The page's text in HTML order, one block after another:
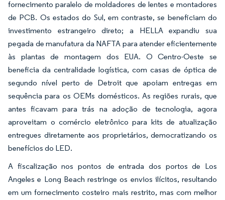
fornecimento paralelo de moldadores de lentes e montadores
de PCB. Os estados do Sul, em contraste, se beneficiam do
investimento estrangeiro direto; a HELLA expandiu sua
pegada de manufatura da NAFTA para atender eficientemente
às plantas de montagem dos EUA. O Centro-Oeste se
beneficia da centralidade logística, com casas de óptica de
segundo nível perto de Detroit que apoiam entregas em
sequência para os OEMs domésticos. As regiões rurais, que
antes ficavam para trás na adoção de tecnologia, agora
aproveitam o comércio eletrônico para kits de atualização
entregues diretamente aos proprietários, democratizando os
benefícios do LED.
A fiscalização nos pontos de entrada dos portos de Los
Angeles e Long Beach restringe os envios ilícitos, resultando
em um fornecimento costeiro mais restrito, mas com melhor